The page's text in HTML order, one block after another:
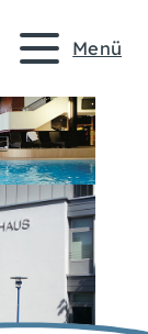
Menü